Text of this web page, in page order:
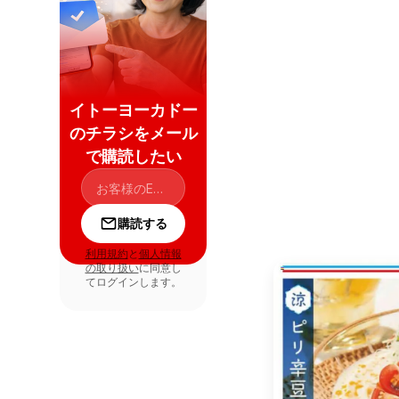
イトーヨーカドー
のチラシをメール
で購読したい
購読する
利用規約 と 個人情報
の取り扱いに同意し
てログインします。